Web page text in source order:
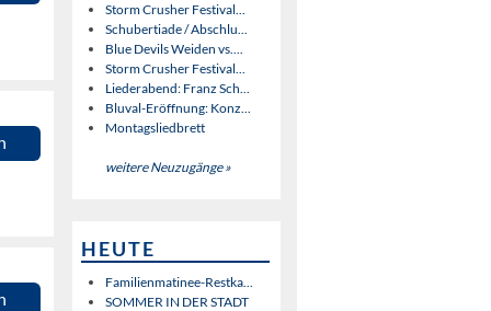
Storm Crusher Festival...
Schubertiade / Abschlu...
Blue Devils Weiden vs....
Storm Crusher Festival...
Liederabend: Franz Sch...
Bluval-Eröffnung: Konz...
Montagsliedbrett
weitere Neuzugänge »
HEUTE
Familienmatinee-Restka...
SOMMER IN DER STADT